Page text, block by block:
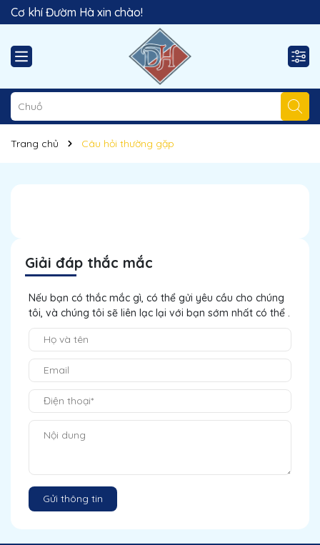
Cơ khí Đườm Hà xin chào!
Trang chủ Câu hỏi thường gặp
Giải đáp thắc mắc
Nếu bạn có thắc mắc gì, có thể gửi yêu cầu cho chúng
tôi, và chúng tôi sẽ liên lạc lại với bạn sớm nhất có thể .
Gửi thông tin